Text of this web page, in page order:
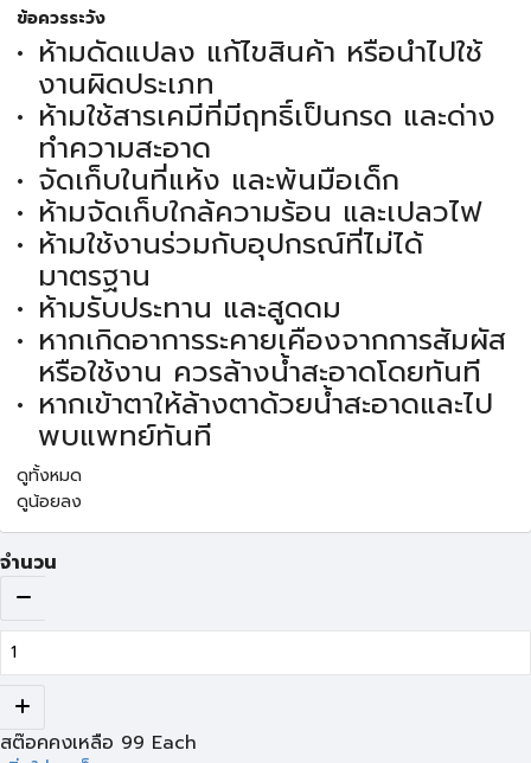
ข้อควรระวัง
ห้ามดัดแปลง แก้ไขสินค้า หรือนำไปใช้
งานผิดประเภท
ห้ามใช้สารเคมีที่มีฤทธิ์เป็นกรด และด่าง
ทำความสะอาด
จัดเก็บในที่แห้ง และพ้นมือเด็ก
ห้ามจัดเก็บใกล้ความร้อน และเปลวไฟ
ห้ามใช้งานร่วมกับอุปกรณ์ที่ไม่ได้
มาตรฐาน
ห้ามรับประทาน และสูดดม
หากเกิดอาการระคายเคืองจากการสัมผัส
หรือใช้งาน ควรล้างน้ำสะอาดโดยทันที
หากเข้าตาให้ล้างตาด้วยน้ำสะอาดและไป
พบแพทย์ทันที
ดูทั้งหมด
ดูน้อยลง
จำนวน
สต๊อคคงเหลือ 99 Each